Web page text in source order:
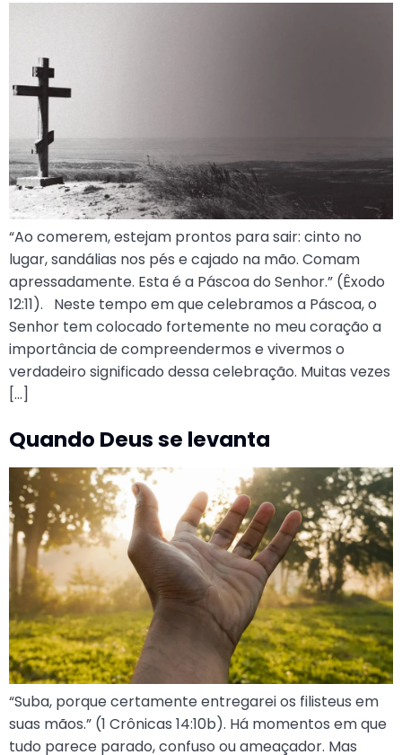
“Ao comerem, estejam prontos para sair: cinto no
lugar, sandálias nos pés e cajado na mão. Comam
apressadamente. Esta é a Páscoa do Senhor.” (Êxodo
12:11). Neste tempo em que celebramos a Páscoa, o
Senhor tem colocado fortemente no meu coração a
importância de compreendermos e vivermos o
verdadeiro significado dessa celebração. Muitas vezes
[…]
Quando Deus se levanta
“Suba, porque certamente entregarei os filisteus em
suas mãos.” (1 Crônicas 14:10b). Há momentos em que
tudo parece parado, confuso ou ameaçador. Mas